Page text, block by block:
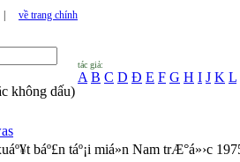
về trang chính
không dấu)
tác giả:
A B C D Đ E F G H I J K L
báº£n táº¡i miá»n Nam trÆ°á»›c